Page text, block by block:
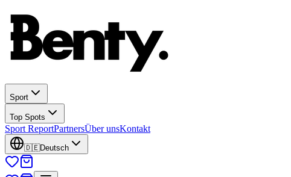
Sport
Top Spots
Sport ReportPartnersÜber unsKontakt
🇩🇪Deutsch